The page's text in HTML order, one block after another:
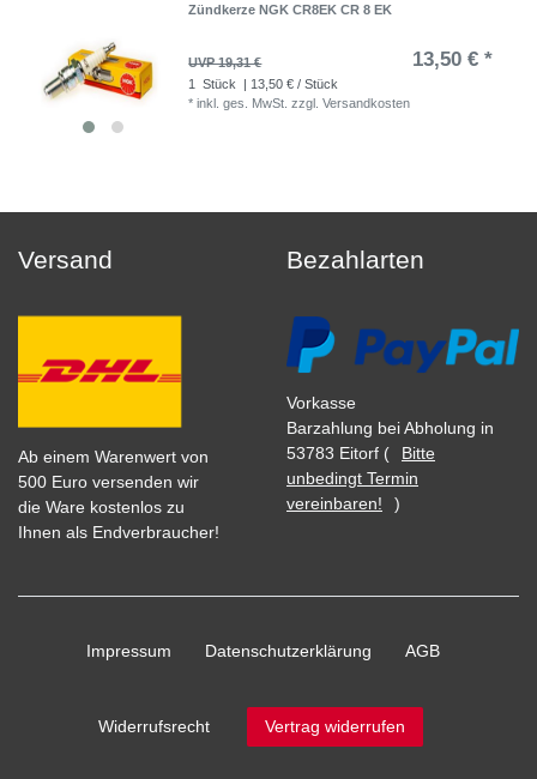
Zündkerze NGK CR8EK CR 8 EK
UVP 19,31 € 13,50 € *
1 Stück
| 13,50 € / Stück
*inkl. ges. MwSt. zzgl.Versandkosten
Versand
Ab einem Warenwert von
500 Euro versenden wir
die Ware kostenlos zu
Ihnen als Endverbraucher!
Bezahlarten
Vorkasse
Barzahlung bei Abholung in
53783 Eitorf (
Bitte
unbedingt Termin
vereinbaren!
)
Impressum Daten­schutz­erklärung AGB
Widerrufs­recht Vertrag widerrufen